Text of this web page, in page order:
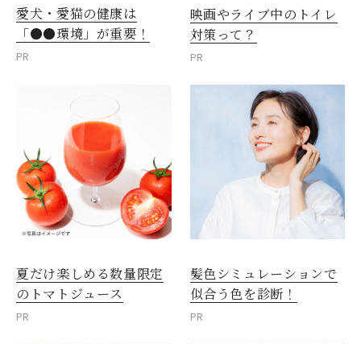
愛犬・愛猫の健康は
「●●環境」が重要！
PR
映画やライブ中のトイレ
対策って？
PR
夏だけ楽しめる数量限定
のトマトジュース
PR
髪色シミュレーションで
似合う色を診断！
PR